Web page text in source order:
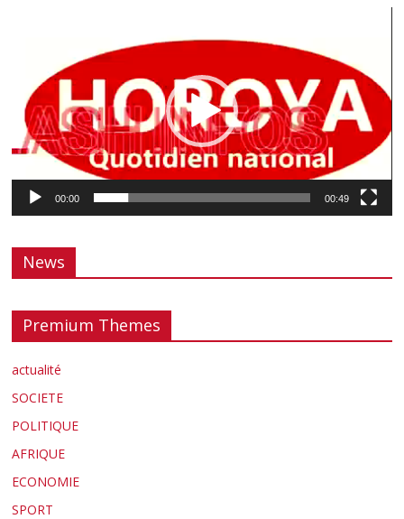
00:00 00:49
News
Premium Themes
actualité
SOCIETE
POLITIQUE
AFRIQUE
ECONOMIE
SPORT